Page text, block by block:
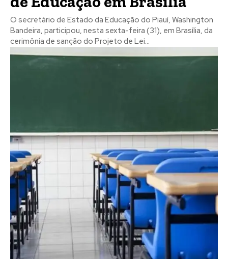
O secretário de Estado da Educação do Piauí, Washington
Bandeira, participou, nesta sexta-feira (31), em Brasília, da
cerimônia de sanção do Projeto de Lei...